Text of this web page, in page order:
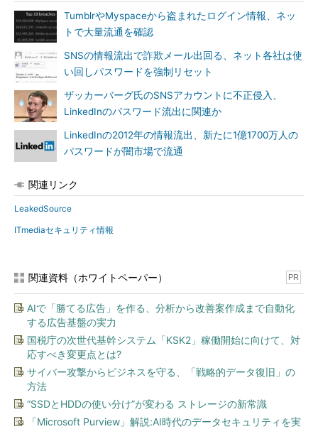
TumblrやMyspaceから盗まれたログイン情報、ネッ
トで大量流通を確認
SNSの情報流出で詐欺メール出回る、ネット各社は使
い回しパスワードを強制リセット
ザッカーバーグ氏のSNSアカウントに不正侵入、
LinkedInのパスワード流出に関連か
LinkedInの2012年の情報流出、新たに1億1700万人の
パスワードが闇市場で流通
関連リンク
LeakedSource
ITmediaセキュリティ情報
関連資料（ホワイトペーパー） PR
AIで「勝てる広告」を作る、分析から改善案作成まで自動化
する広告基盤の実力
国税庁の次世代基幹システム「KSK2」稼働開始に向けて、対
応すべき変更点とは?
サイバー攻撃からビジネスを守る、「戦略的データ復旧」の
方法
“SSDとHDDの使い分け”が変わる ストレージの新常識
「Microsoft Purview」解説:AI時代のデータセキュリティを実